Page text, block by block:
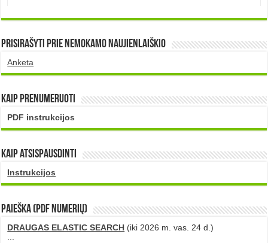
Prisirašyti prie nemokamo naujienlaiškio
Anketa
Kaip prenumeruoti
PDF instrukcijos
Kaip atsispausdinti
Instrukcijos
PAIEŠKA (PDF numerių)
DRAUGAS ELASTIC SEARCH (iki 2026 m. vas. 24 d.)
...